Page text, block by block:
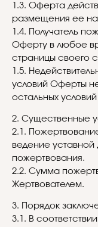
1.3. Оферта
размещения ее на
1.4. Получатель
Оферту в любое
страницы своего
1.5.
условий Оферты
остальных
2. Существенные
2.1.
ведение уставной
пожертвования.
2.2. Сумма
Жертвователем.
3. Порядок
3.1. В